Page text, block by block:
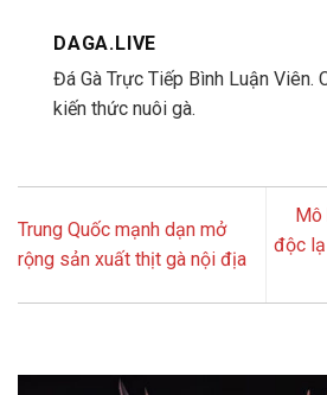
DAGA.LIVE
Đá Gà Trực Tiếp Bình Luận Viên.
kiến thức nuôi gà.
Trung Quốc mạnh dạn mở
rộng sản xuất thịt gà nội địa
Mô
độc